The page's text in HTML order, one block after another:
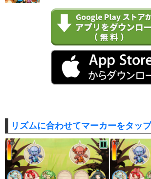
リズムに合わせてマーカーをタップ